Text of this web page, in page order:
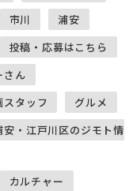
市川
浦安
投稿・応募はこちら
さん
スタッフ
グルメ
安・江戸川区のジモト情
カルチャー